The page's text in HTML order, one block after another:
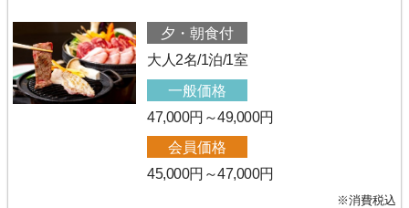
夕・朝食付
大人2名/1泊/1室
一般価格
47,000円～49,000円
会員価格
45,000円～47,000円
※消費税込